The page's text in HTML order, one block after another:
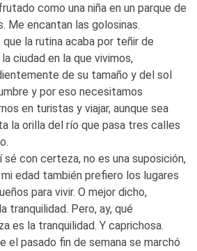
como una niña en un parque de
Me encantan las golosinas.
que la rutina acaba por teñir de
ciudad en la que vivimos,
de su tamaño y del sol
y por eso necesitamos
en turistas y viajar, aunque sea
la orilla del río que pasa tres calles
sé con certeza, no es una suposición,
edad también prefiero los lugares
para vivir. O mejor dicho,
tranquilidad. Pero, ay, qué
es la tranquilidad. Y caprichosa.
el pasado fin de semana se marchó